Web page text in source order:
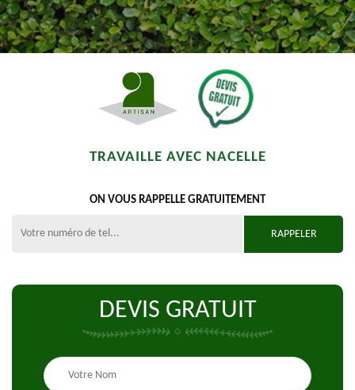
TRAVAILLE AVEC NACELLE
ON VOUS RAPPELLE GRATUITEMENT
DEVIS GRATUIT